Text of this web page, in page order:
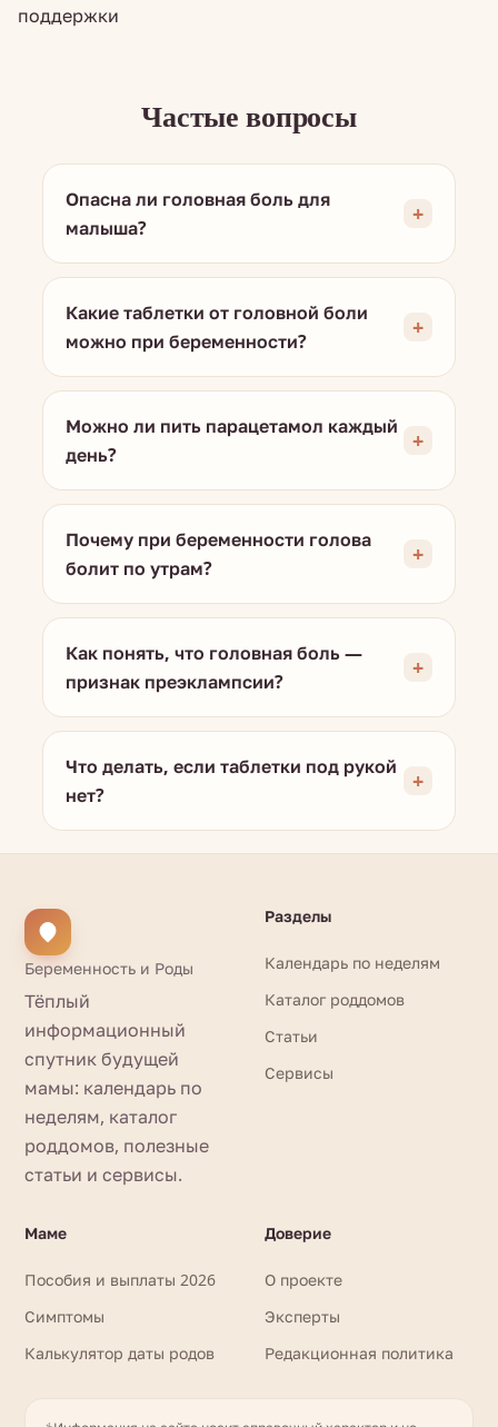
поддержки
Частые вопросы
Опасна ли головная боль для
малыша?
Какие таблетки от головной боли
можно при беременности?
Можно ли пить парацетамол каждый
день?
Почему при беременности голова
болит по утрам?
Как понять, что головная боль —
признак преэклампсии?
Что делать, если таблетки под рукой
нет?
Беременность и Роды
Тёплый
информационный
спутник будущей
мамы: календарь по
неделям, каталог
роддомов, полезные
статьи и сервисы.
Разделы
Календарь по неделям
Каталог роддомов
Статьи
Сервисы
Маме
Пособия и выплаты 2026
Симптомы
Калькулятор даты родов
Доверие
О проекте
Эксперты
Редакционная политика